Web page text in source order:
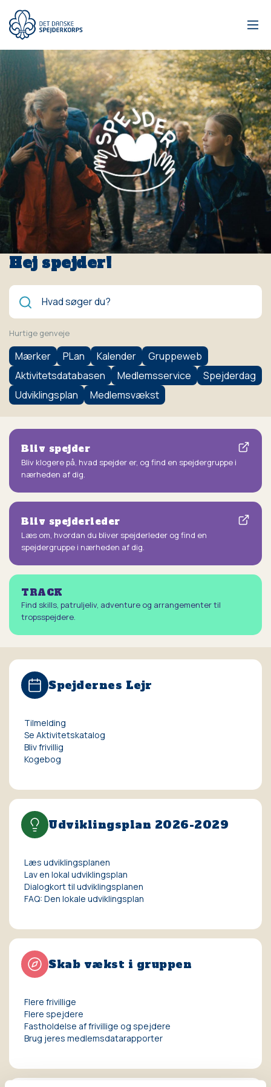
hovedindhold
Hej spejder!
Søg
Hurtige genveje
Mærker PLan Kalender
Gruppeweb
Aktivitetsdatabasen
Medlemsservice
Spejderdag
Udviklingsplan
Medlemsvækst
Bliv spejder
Bliv klogere på, hvad spejder er, og find en spejdergruppe i
nærheden af dig.
Bliv spejderleder
Læs om, hvordan du bliver spejderleder og find en
spejdergruppe i nærheden af dig.
TRACK
Find skills, patruljeliv, adventure og arrangementer til
tropsspejdere.
Spejdernes Lejr
Tilmelding
Se Aktivitetskatalog
Bliv frivillig
Kogebog
Udviklingsplan 2026-2029
Læs udviklingsplanen
Lav en lokal udviklingsplan
Dialogkort til udviklingsplanen
FAQ: Den lokale udviklingsplan
Skab vækst i gruppen
Flere frivillige
Flere spejdere
Fastholdelse af frivillige og spejdere
Brug jeres medlemsdatarapporter